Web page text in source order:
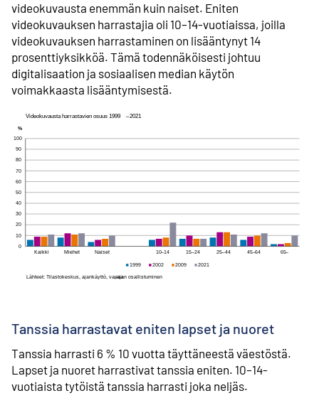
videokuvausta enemmän kuin naiset. Eniten
videokuvauksen harrastajia oli 10–14-vuotiaissa, joilla
videokuvauksen harrastaminen on lisääntynyt 14
prosenttiyksikköä. Tämä todennäköisesti johtuu
digitalisaation ja sosiaalisen median käytön
voimakkaasta lisääntymisestä.
Tanssia harrastavat eniten lapset ja nuoret
Tanssia harrasti 6 % 10 vuotta täyttäneestä väestöstä.
Lapset ja nuoret harrastivat tanssia eniten. 10–14-
vuotiaista tytöistä tanssia harrasti joka neljäs.